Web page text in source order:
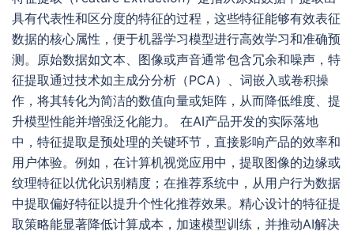
具有代表性和区分度的特征的过程，这些特征能够有效表征
数据的核心属性，便于机器学习模型进行高效学习和准确预
测。原始数据如文本、图像或声音通常包含冗余和噪声，特
征提取通过技术如主成分分析（PCA）、词嵌入或卷积操
作，将其转化为简洁的数值向量或矩阵，从而降低维度、提
升模型性能并增强泛化能力。 在AI产品开发的实际落地
中，特征提取是预处理的关键环节，直接影响产品的效率和
用户体验。例如，在计算机视觉应用中，提取图像的边缘或
纹理特征以优化识别精度；在推荐系统中，从用户行为数据
中提取偏好特征以提升个性化推荐效果。精心设计的特征提
取策略能显著降低计算成本，加速模型训练，并推动AI解决